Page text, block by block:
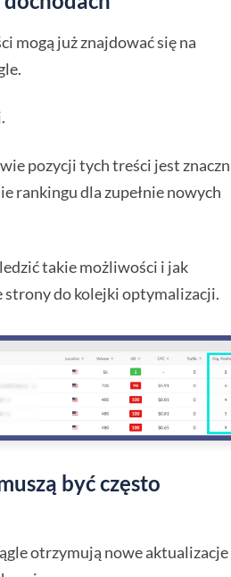
mogą już znajdować się na
pozycji tych treści jest
rankingu dla zupełnie nowych
takie możliwości i jak
strony do kolejki optymalizacji.
być często
otrzymują nowe aktualizacje